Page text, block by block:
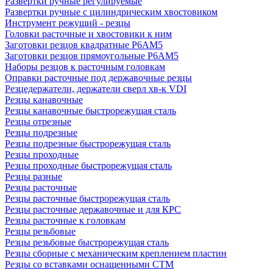
Развертки ручные с цилиндрическим хвостовиком
Инструмент режущий - резцы
Головки расточные и хвостовики к ним
Заготовки резцов квадратные Р6АМ5
Заготовки резцов прямоугольные Р6АМ5
Наборы резцов к расточным головкам
Оправки расточные под державочные резцы
Резцедержатели, держатели сверл хв-к VDI
Резцы канавочные
Резцы канавочные быстрорежущая сталь
Резцы отрезные
Резцы подрезные
Резцы подрезные быстрорежущая сталь
Резцы проходные
Резцы проходные быстрорежущая сталь
Резцы разные
Резцы расточные
Резцы расточные быстрорежущая сталь
Резцы расточные державочные и для КРС
Резцы расточные к головкам
Резцы резьбовые
Резцы резьбовые быстрорежущая сталь
Резцы сборные с механическим креплением пластин
Резцы со вставками оснащенными СТМ